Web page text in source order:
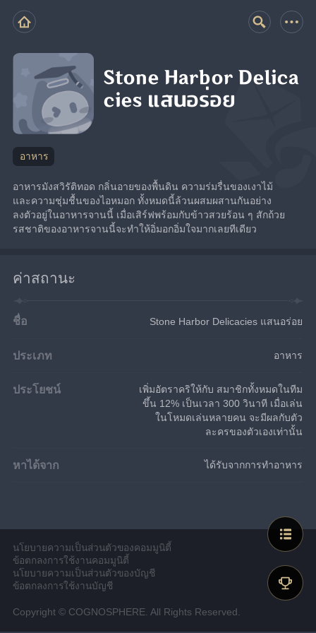
Stone Harbor Delica
cies แสนอร่อย
อาหาร
อาหารมังสวิรัติทอด กลิ่นอายของพื้นดิน ความร่มรื่นของเงาไม้
และความชุ่มชื้นของไอหมอก ทั้งหมดนี้ล้วนผสมผสานกันอย่าง
ลงตัวอยู่ในอาหารจานนี้ เมื่อเสิร์ฟพร้อมกับข้าวสวยร้อน ๆ สักถ้วย
รสชาติของอาหารจานนี้จะทำให้อิ่มอกอิ่มใจมากเลยทีเดียว
ค่าสถานะ
ชื่อ Stone Harbor Delicacies แสนอร่อย
ประเภท อาหาร
ประโยชน์
เพิ่มอัตราคริให้กับ สมาชิกทั้งหมดในทีม
ขึ้น 12% เป็นเวลา 300 วินาที เมื่อเล่น
ในโหมดเล่นหลายคน จะมีผลกับตัว
ละครของตัวเองเท่านั้น
หาได้จาก ได้รับจากการทำอาหาร
นโยบายความเป็นส่วนตัวของคอมมูนิตี้
ข้อตกลงการใช้งานคอมมูนิตี้
นโยบายความเป็นส่วนตัวของบัญชี
ข้อตกลงการใช้งานบัญชี
Copyright © COGNOSPHERE. All Rights Reserved.